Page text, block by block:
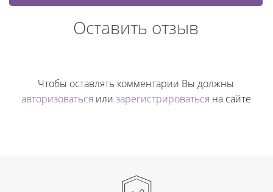
Оставить отзыв
Чтобы оставлять комментарии Вы должны
авторизоваться или зарегистрироваться на сайте